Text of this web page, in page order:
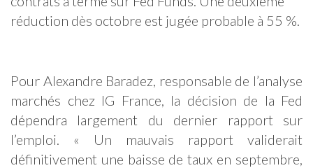
réduction dès octobre est jugée probable à 55 %.
Pour Alexandre Baradez, responsable de l’analyse
marchés chez IG France, la décision de la Fed
dépendra largement du dernier rapport sur
l’emploi. « Un mauvais rapport validerait
définitivement une baisse de taux en septembre,